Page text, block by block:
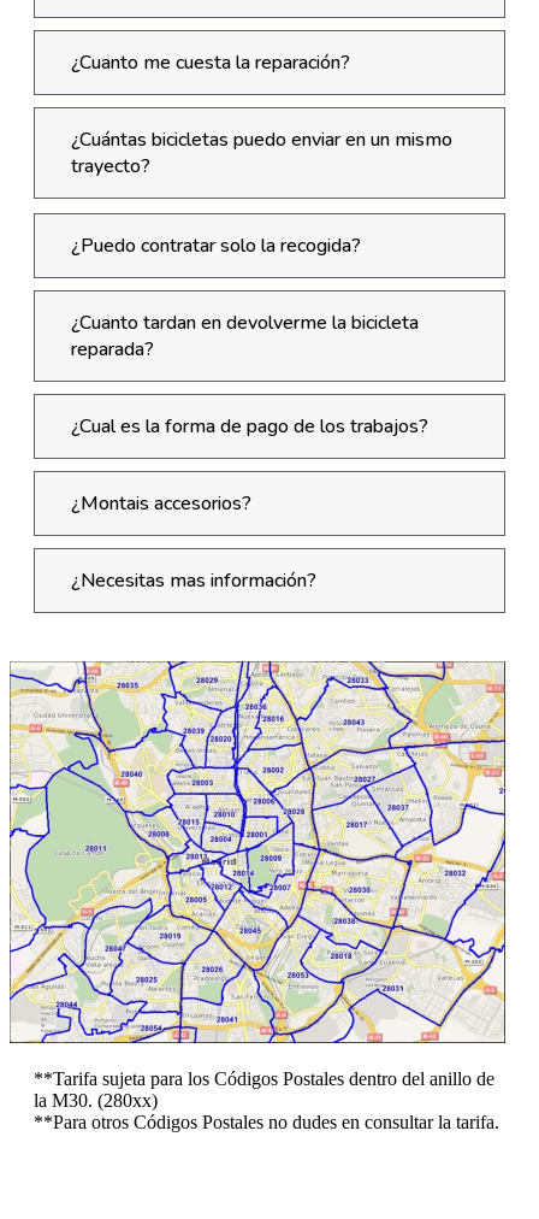
¿Cuanto me cuesta la reparación?
¿Cuántas bicicletas puedo enviar en un mismo
trayecto?
¿Puedo contratar solo la recogida?
¿Cuanto tardan en devolverme la bicicleta
reparada?
¿Cual es la forma de pago de los trabajos?
¿Montais accesorios?
¿Necesitas mas información?
**Tarifa sujeta para los Códigos Postales dentro del anillo de
la M30. (280xx)
**Para otros Códigos Postales no dudes en consultar la tarifa.